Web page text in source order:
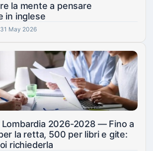
la mente a pensare
in inglese
31 May 2026
Lombardia 2026-2028 — Fino a
la retta, 500 per libri e gite:
richiederla